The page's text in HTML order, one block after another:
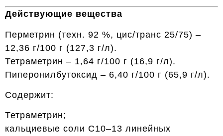
Действующие вещества
Перметрин (техн. 92 %, цис/транс 25/75) –
12,36 г/100 г (127,3 г/л).
Тетраметрин – 1,64 г/100 г (16,9 г/л).
Пиперонилбутоксид – 6,40 г/100 г (65,9 г/л).
Содержит:
Тетраметрин;
кальциевые соли C10–13 линейных